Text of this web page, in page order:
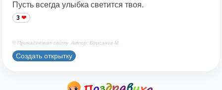
Пусть всегда улыбка светится твоя.
3
© Принадлежит сайту. Автор: Берсанов М.
Создать открытку